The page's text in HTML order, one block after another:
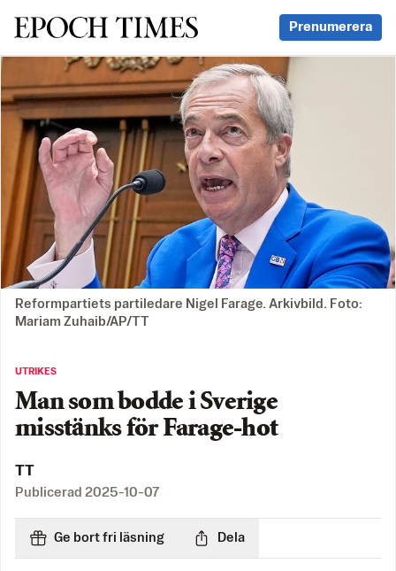
Svenska Epoch Times Prenumerera
Reformpartiets partiledare Nigel Farage. Arkivbild. Foto:
Mariam Zuhaib/AP/TT
UTRIKES
Man som bodde i Sverige
misstänks för Farage-hot
TT
Publicerad 2025-10-07
Ge bort fri läsning Dela